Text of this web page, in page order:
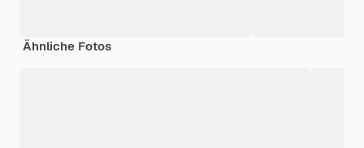
Ähnliche Fotos